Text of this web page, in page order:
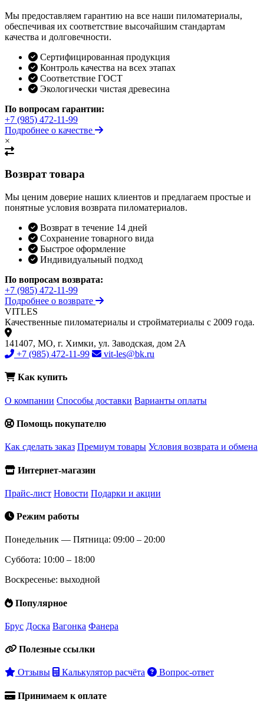
Мы предоставляем гарантию на все наши пиломатериалы,
обеспечивая их соответствие высочайшим стандартам
качества и долговечности.
Сертифицированная продукция
Контроль качества на всех этапах
Соответствие ГОСТ
Экологически чистая древесина
По вопросам гарантии:
+7 (985) 472-11-99
Подробнее о качестве
×
Возврат товара
Мы ценим доверие наших клиентов и предлагаем простые и
понятные условия возврата пиломатериалов.
Возврат в течение 14 дней
Сохранение товарного вида
Быстрое оформление
Индивидуальный подход
По вопросам возврата:
+7 (985) 472-11-99
Подробнее о возврате
VITLES
Качественные пиломатериалы и стройматериалы с 2009 года.
141407, МО, г. Химки, ул. Заводская, дом 2А
+7 (985) 472-11-99
vit-les@bk.ru
Как купить
О компании Способы доставки Варианты оплаты
Помощь покупателю
Как сделать заказ Премиум товары Условия возврата и обмена
Интернет-магазин
Прайс-лист Новости Подарки и акции
Режим работы
Понедельник — Пятница: 09:00 – 20:00
Суббота: 10:00 – 18:00
Воскресенье: выходной
Популярное
Брус Доска Вагонка Фанера
Полезные ссылки
Отзывы Калькулятор расчёта Вопрос-ответ
Принимаем к оплате